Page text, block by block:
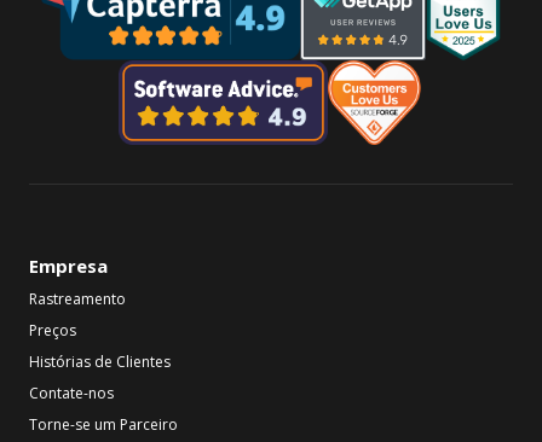
Empresa
Rastreamento
Preços
Histórias de Clientes
Contate-nos
Torne-se um Parceiro